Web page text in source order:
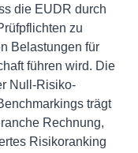
die EUDR durch
zu
Belastungen für
führen wird. Die
Null-Risiko-
trägt
Rechnung,
Risikoranking